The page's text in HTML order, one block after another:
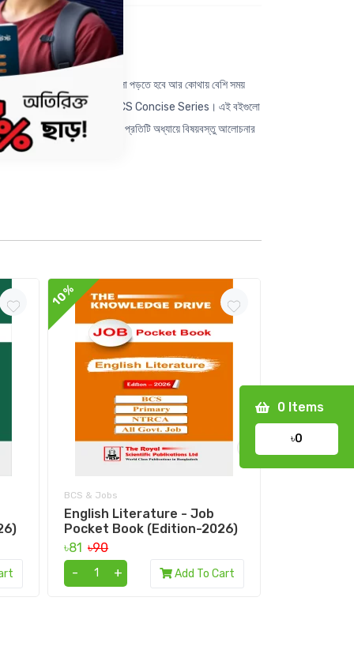
পরীক্ষায় কোন তথ্যগুলো পড়তে হবে আর কোথায় বেশি সময়
Publications নিয়ে এসেছে BCS Concise Series। এই বইগুলো
ধারাবাহিকভাবে সাজানো, · প্রতিটি অধ্যায়ে বিষয়বস্তু আলোচনার
10%
BCS & Jobs
English Literature - Job
Pocket Book (Edition-2026)
৳81 ৳90
-
+ Add To Cart
0 Items
৳0